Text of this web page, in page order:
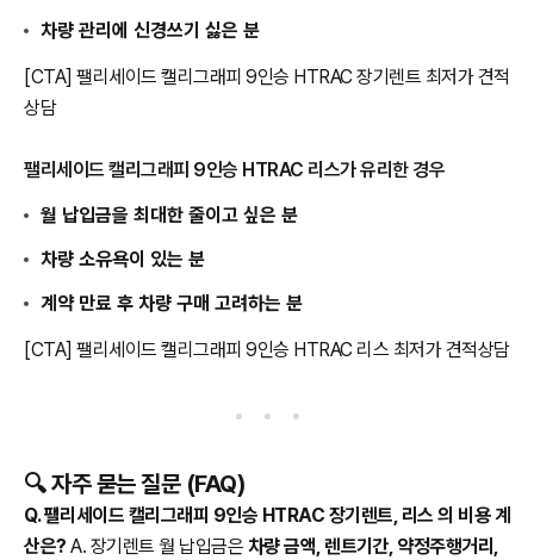
차량 관리에 신경쓰기 싫은 분
[CTA] 팰리세이드 캘리그래피 9인승 HTRAC 장기렌트 최저가 견적
상담
팰리세이드 캘리그래피 9인승 HTRAC 리스가 유리한 경우
월 납입금을 최대한 줄이고 싶은 분
차량 소유욕이 있는 분
계약 만료 후 차량 구매 고려하는 분
[CTA] 팰리세이드 캘리그래피 9인승 HTRAC 리스 최저가 견적상담
🔍 자주 묻는 질문 (FAQ)
Q. 팰리세이드 캘리그래피 9인승 HTRAC 장기렌트, 리스 의 비용 계
산은? A. 장기렌트 월 납입금은 차량 금액, 렌트기간, 약정주행거리,